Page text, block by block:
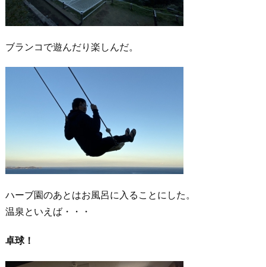
ブランコで遊んだり楽しんだ。
ハーブ園のあとはお風呂に入ることにした。
温泉といえば・・・
卓球！